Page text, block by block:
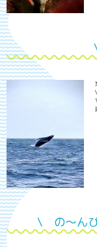
\ の～ん